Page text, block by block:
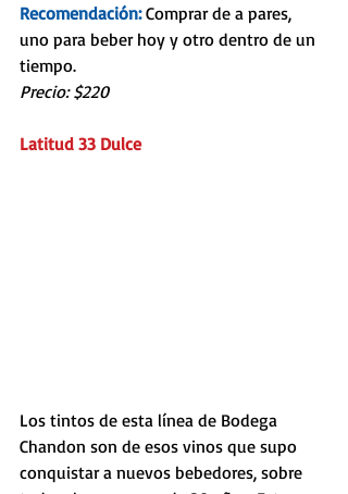
Recomendación: Comprar de a pares,
uno para beber hoy y otro dentro de un
tiempo.
Precio: $220
Latitud 33 Dulce
Los tintos de esta línea de Bodega
Chandon son de esos vinos que supo
conquistar a nuevos bebedores, sobre